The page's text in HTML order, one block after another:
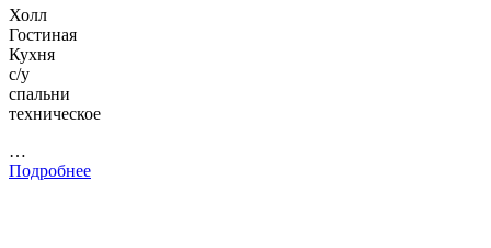
Холл
Гостиная
Кухня
с/у
спальни
техническое
…
Подробнее